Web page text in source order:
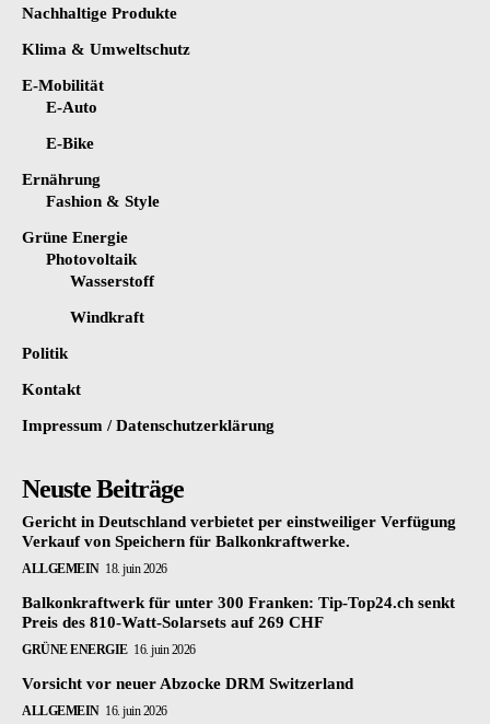
Nachhaltige Produkte
Klima & Umweltschutz
E-Mobilität
E-Auto
E-Bike
Ernährung
Fashion & Style
Grüne Energie
Photovoltaik
Wasserstoff
Windkraft
Politik
Kontakt
Impressum / Datenschutzerklärung
Neuste Beiträge
Gericht in Deutschland verbietet per einstweiliger Verfügung
Verkauf von Speichern für Balkonkraftwerke.
ALLGEMEIN 18. juin 2026
Balkonkraftwerk für unter 300 Franken: Tip-Top24.ch senkt
Preis des 810-Watt-Solarsets auf 269 CHF
GRÜNE ENERGIE 16. juin 2026
Vorsicht vor neuer Abzocke DRM Switzerland
ALLGEMEIN 16. juin 2026